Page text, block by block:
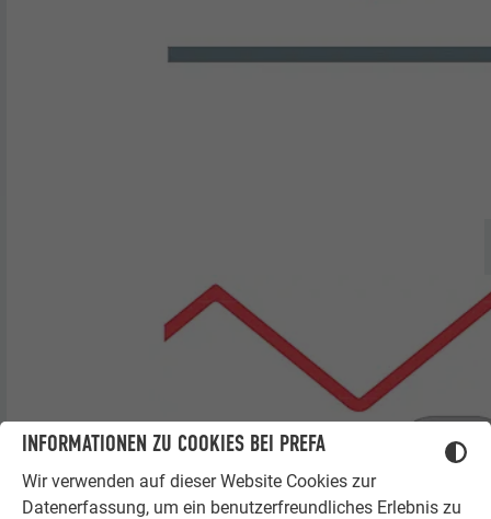
INFORMATIONEN ZU COOKIES BEI PREFA
Wir verwenden auf dieser Website Cookies zur
Datenerfassung, um ein benutzerfreundliches Erlebnis zu